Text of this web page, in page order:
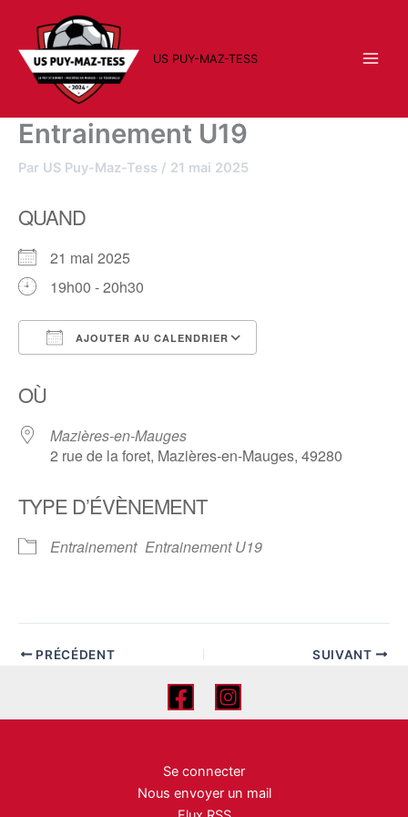
contenu
US PUY-MAZ-TESS
Entrainement U19
Par US Puy-Maz-Tess / 21 mai 2025
QUAND
21 mai 2025
19h00 - 20h30
AJOUTER AU CALENDRIER
OÙ
Mazières-en-Mauges
2 rue de la foret, Mazières-en-Mauges, 49280
TYPE D’ÉVÈNEMENT
Entrainement Entrainement U19
PRÉCÉDENT SUIVANT
Se connecter
Nous envoyer un mail